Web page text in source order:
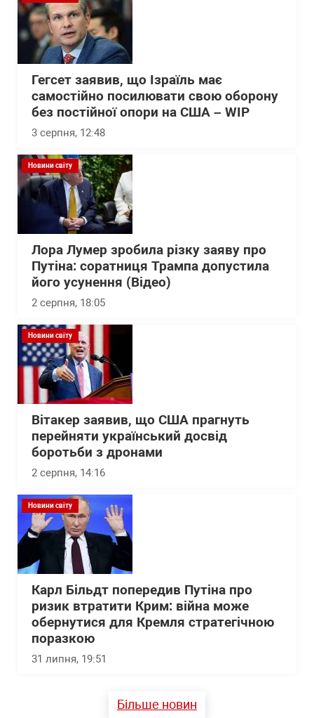
Гегсет заявив, що Ізраїль має
самостійно посилювати свою оборону
без постійної опори на США – WІP
3 серпня, 12:48
Новини світу
Лора Лумер зробила різку заяву про
Путіна: соратниця Трампа допустила
його усунення (Відео)
2 серпня, 18:05
Новини світу
Вітакер заявив, що США прагнуть
перейняти український досвід
боротьби з дронами
2 серпня, 14:16
Новини світу
Карл Більдт попередив Путіна про
ризик втратити Крим: війна може
обернутися для Кремля стратегічною
поразкою
31 липня, 19:51
Більше новин